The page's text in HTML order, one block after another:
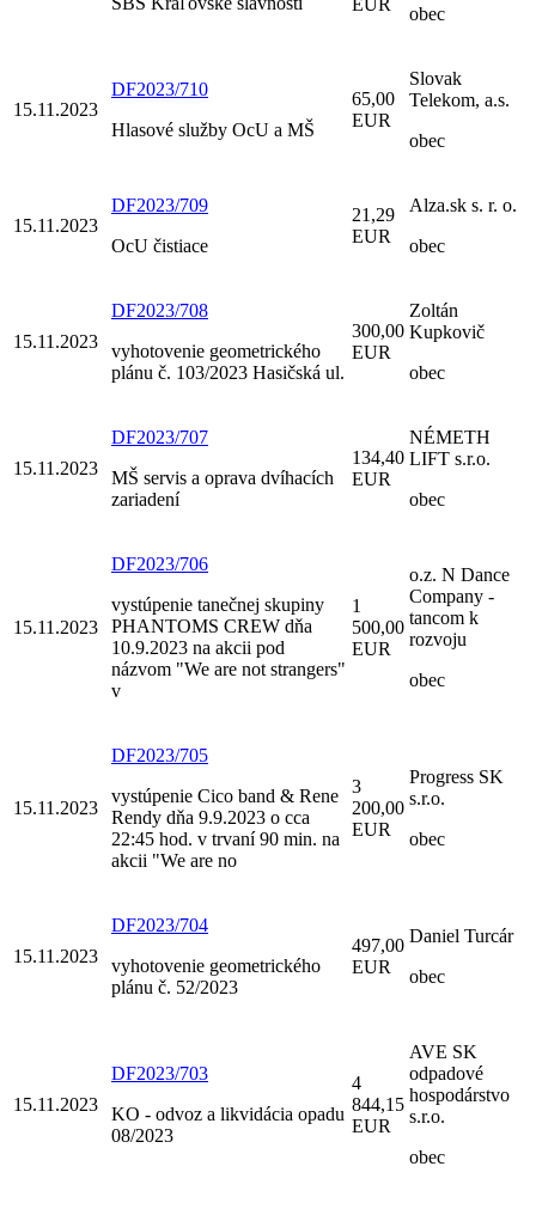
obec
15.11.2023
DF2023/710
Hlasové služby OcU a MŠ
65,00
EUR
Slovak
Telekom, a.s.
obec
15.11.2023
DF2023/709
OcU čistiace
21,29
EUR
Alza.sk s. r. o.
obec
15.11.2023
DF2023/708
vyhotovenie geometrického
plánu č. 103/2023 Hasičská ul.
300,00
EUR
Zoltán
Kupkovič
obec
15.11.2023
DF2023/707
MŠ servis a oprava dvíhacích
zariadení
134,40
EUR
NÉMETH
LIFT s.r.o.
obec
15.11.2023
DF2023/706
vystúpenie tanečnej skupiny
PHANTOMS CREW dňa
10.9.2023 na akcii pod
názvom "We are not strangers"
v
1
500,00
EUR
o.z. N Dance
Company -
tancom k
rozvoju
obec
15.11.2023
DF2023/705
vystúpenie Cico band & Rene
Rendy dňa 9.9.2023 o cca
22:45 hod. v trvaní 90 min. na
akcii "We are no
3
200,00
EUR
Progress SK
s.r.o.
obec
15.11.2023
DF2023/704
vyhotovenie geometrického
plánu č. 52/2023
497,00
EUR
Daniel Turcár
obec
15.11.2023
DF2023/703
KO - odvoz a likvidácia opadu
08/2023
4
844,15
EUR
AVE SK
odpadové
hospodárstvo
s.r.o.
obec